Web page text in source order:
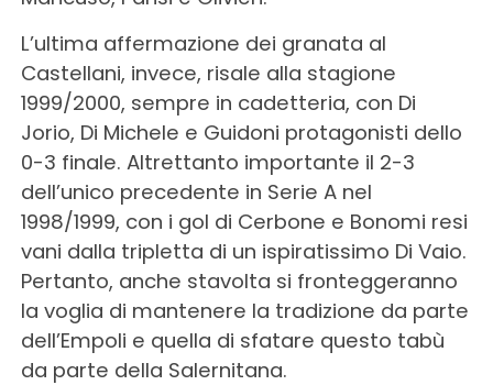
L’ultima affermazione dei granata al
Castellani, invece, risale alla stagione
1999/2000, sempre in cadetteria, con Di
Jorio, Di Michele e Guidoni protagonisti dello
0-3 finale. Altrettanto importante il 2-3
dell’unico precedente in Serie A nel
1998/1999, con i gol di Cerbone e Bonomi resi
vani dalla tripletta di un ispiratissimo Di Vaio.
Pertanto, anche stavolta si fronteggeranno
la voglia di mantenere la tradizione da parte
dell’Empoli e quella di sfatare questo tabù
da parte della Salernitana.